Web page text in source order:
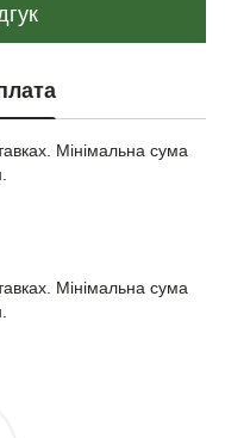
Мінімальна сума
Мінімальна сума